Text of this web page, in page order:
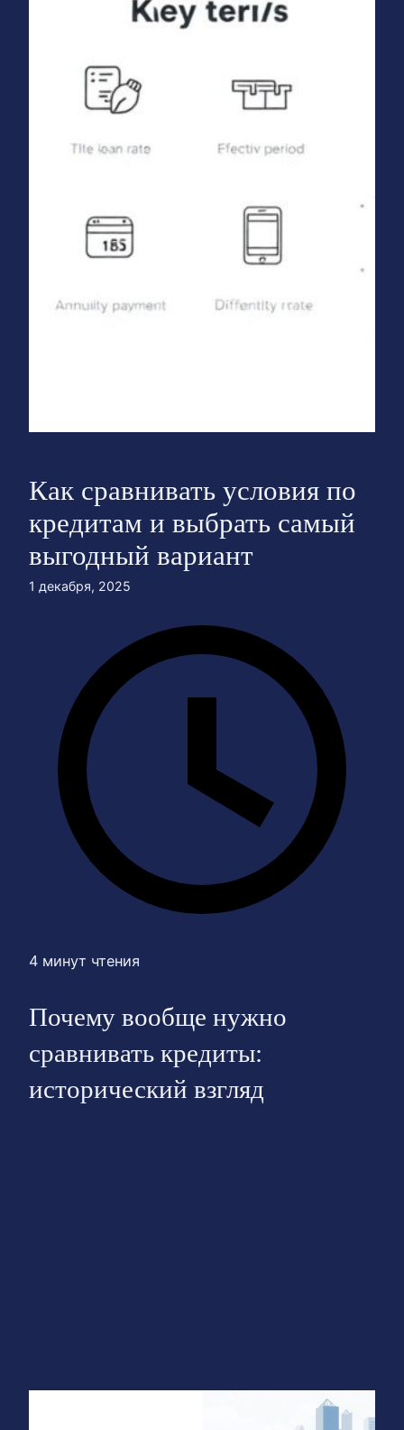
Как сравнивать условия по
кредитам и выбрать самый
выгодный вариант
1 декабря, 2025
4 минут чтения
Почему вообще нужно
сравнивать кредиты:
исторический взгляд